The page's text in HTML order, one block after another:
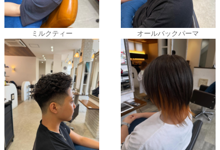
ミルクティー オールバックパーマ